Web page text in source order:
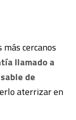
cercanos
llamado a
de
aterrizar en